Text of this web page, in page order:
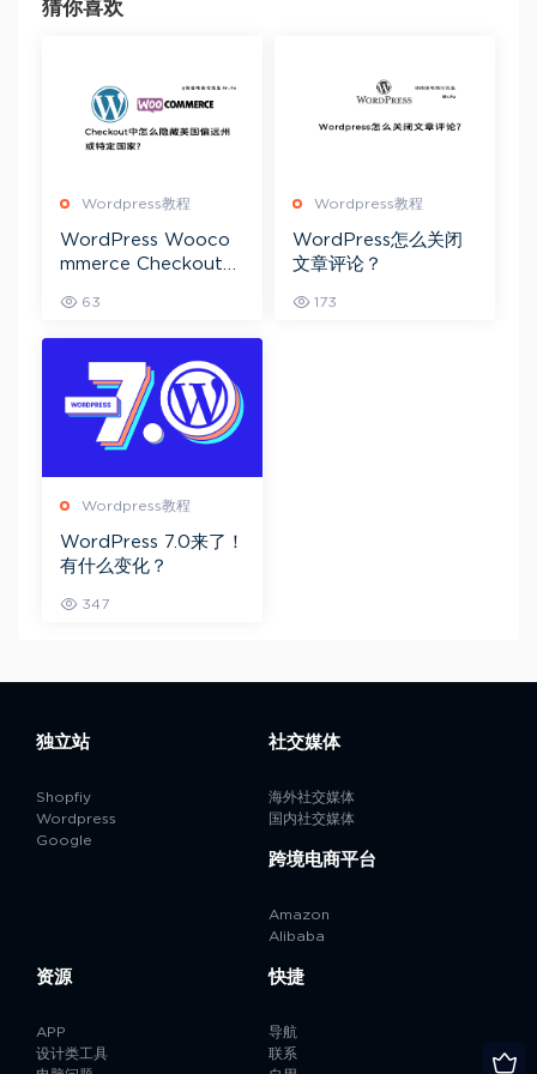
猜你喜欢
Wordpress教程
WordPress Wooco
mmerce Checkout中
特定国家？
63
Wordpress教程
WordPress怎么关闭
文章评论？
173
Wordpress教程
WordPress 7.0来了！
有什么变化？
347
独立站
Shopfiy
Wordpress
Google
社交媒体
海外社交媒体
国内社交媒体
跨境电商平台
Amazon
Alibaba
资源
APP
设计类工具
快捷
导航
联系